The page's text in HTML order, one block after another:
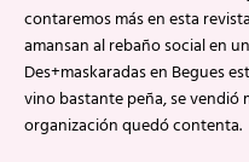
contaremos más en esta
amansan al rebaño social en
Des+maskaradas en Begues
vino bastante peña, se
organización quedó contenta.